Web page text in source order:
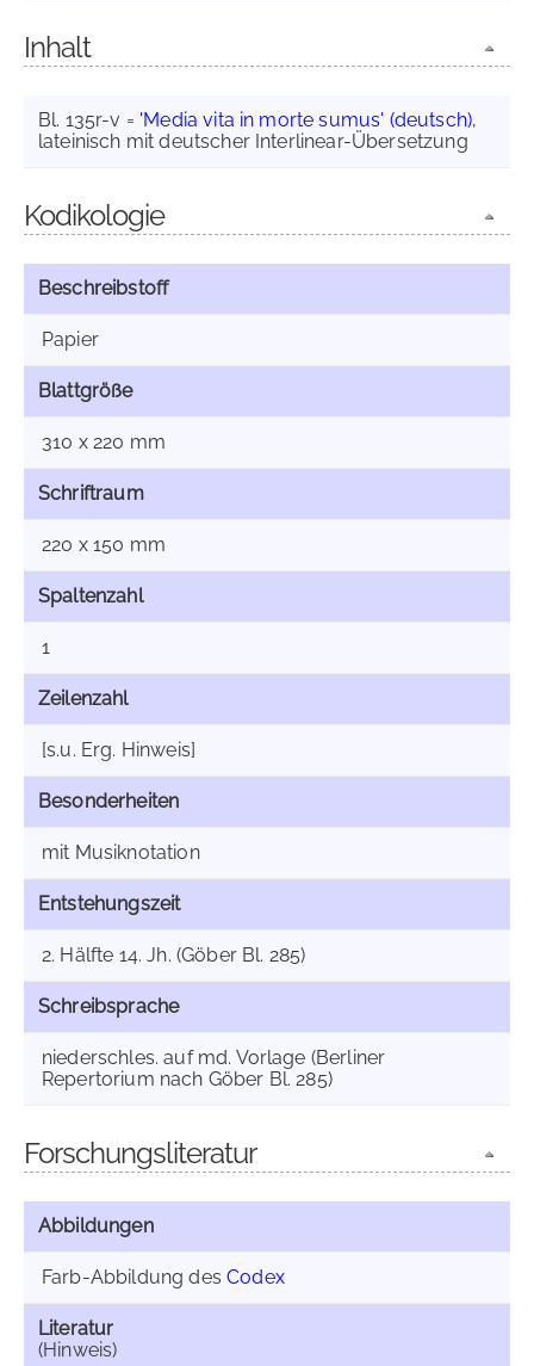
Inhalt
Bl. 135r-v = 'Media vita in morte sumus' (deutsch),
lateinisch mit deutscher Interlinear-Übersetzung
Kodikologie
Beschreibstoff
Papier
Blattgröße
310 x 220 mm
Schriftraum
220 x 150 mm
Spaltenzahl
1
Zeilenzahl
[s.u. Erg. Hinweis]
Besonderheiten
mit Musiknotation
Entstehungszeit
2. Hälfte 14. Jh. (Göber Bl. 285)
Schreibsprache
niederschles. auf md. Vorlage (Berliner
Repertorium nach Göber Bl. 285)
Forschungsliteratur
Abbildungen
Farb-Abbildung desCodex
Literatur
(Hinweis)